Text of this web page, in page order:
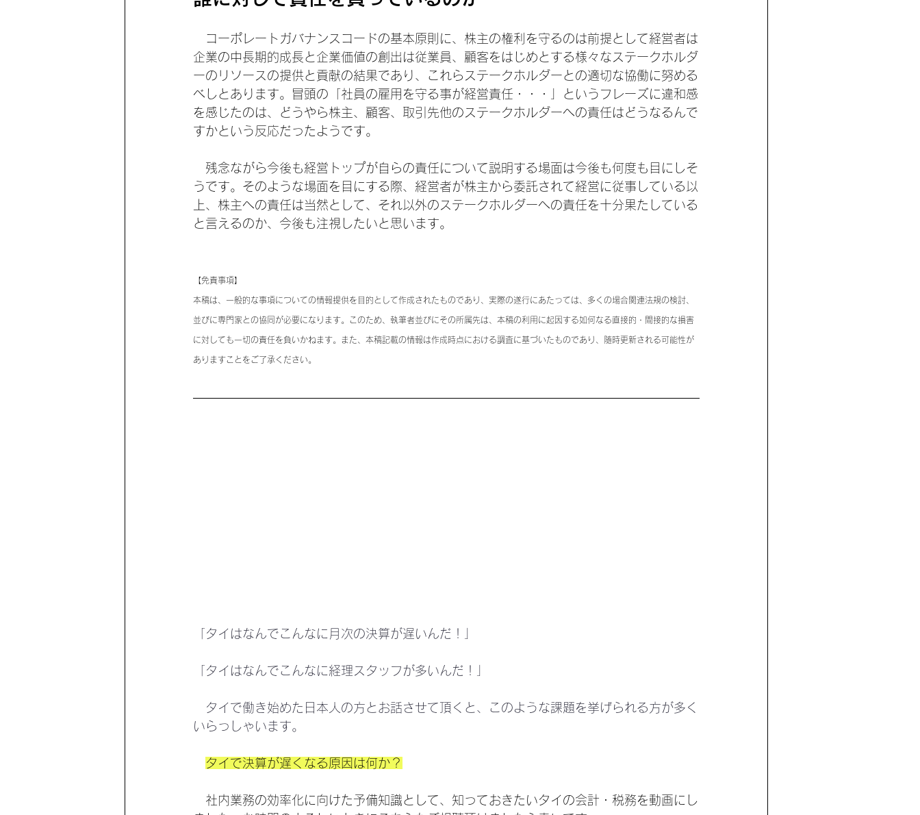
コーポレートガバナンスコードの基本原則に、株主の権利を守るのは前提として経営者は
企業の中長期的成長と企業価値の創出は従業員、顧客をはじめとする様々なステークホルダ
ーのリソースの提供と貢献の結果であり、これらステークホルダーとの適切な協働に努める
べしとあります。冒頭の「社員の雇用を守る事が経営責任・・・」というフレーズに違和感
を感じたのは、どうやら株主、顧客、取引先他のステークホルダーへの責任はどうなるんで
すかという反応だったようです。
残念ながら今後も経営トップが自らの責任について説明する場面は今後も何度も目にしそ
うです。そのような場面を目にする際、経営者が株主から委託されて経営に従事している以
上、株主への責任は当然として、それ以外のステークホルダーへの責任を十分果たしている
と言えるのか、今後も注視したいと思います。
【免責事項】
本稿は、一般的な事項についての情報提供を目的として作成されたものであり、実際の遂行にあたっては、多くの場合関連法規の検討、
並びに専門家との協同が必要になります。このため、執筆者並びにその所属先は、本稿の利用に起因する如何なる直接的・間接的な損害
に対しても一切の責任を負いかねます。また、本稿記載の情報は作成時点における調査に基づいたものであり、随時更新される可能性が
ありますことをご了承ください。
「タイはなんでこんなに月次の決算が遅いんだ！」
「タイはなんでこんなに経理スタッフが多いんだ！」
タイで働き始めた日本人の方とお話させて頂くと、このような課題を挙げられる方が多く
いらっしゃいます。
タイで決算が遅くなる原因は何か？
社内業務の効率化に向けた予備知識として、知っておきたいタイの会計・税務を動画にし